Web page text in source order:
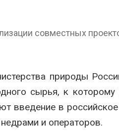
совместных
природы
сырья, к которому
введение в российское
и операторов.
уборку
канал вновь
дефицита